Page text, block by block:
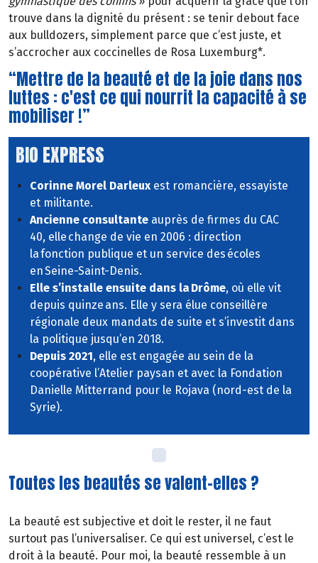
trouve dans la dignité du présent : se tenir debout face
aux bulldozers, simplement parce que c’est juste, et
s’accrocher aux coccinelles de Rosa Luxemburg*.
“Mettre de la beauté et de la joie dans nos
luttes : c'est ce qui nourrit la capacité à se
mobiliser !”
BIO EXPRESS
Corinne Morel Darleuxest romancière, essayiste
et militante.
Ancienne consultante auprès de firmes du CAC
40, elle change de vie en 2006 : direction
la fonction publique et un service des écoles
en Seine-Saint-Denis.
Elle s’installe ensuite dans la Drôme, où elle vit
depuis quinze ans. Elle y sera élue conseillère
régionale deux mandats de suite et s’investit dans
la politique jusqu’en 2018.
Depuis 2021, elle est engagée au sein de la
coopérative l’Atelier paysan et avec la Fondation
Danielle Mitterrand pour le Rojava (nord-est de la
Syrie).
Toutes les beautés se valent-elles ?
La beauté est subjective et doit le rester, il ne faut
surtout pas l’universaliser. Ce qui est universel, c’est le
droit à la beauté. Pour moi, la beauté ressemble à un